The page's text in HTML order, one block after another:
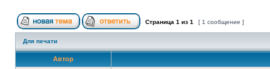
Страница 1 из 1 [ 1 сообщение ]
Для печати
Автор